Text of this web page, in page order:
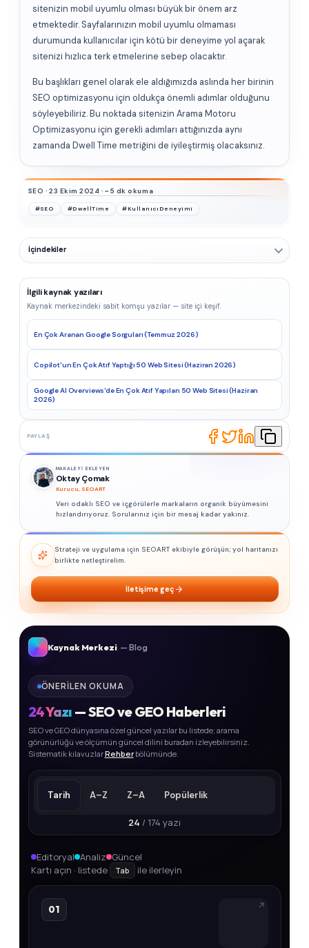
sitenizin mobil uyumlu olması büyük bir önem arz
etmektedir. Sayfalarınızın mobil uyumlu olmaması
durumunda kullanıcılar için kötü bir deneyime yol açarak
sitenizi hızlıca terk etmelerine sebep olacaktır.
Bu başlıkları genel olarak ele aldığımızda aslında her birinin
SEO optimizasyonu için oldukça önemli adımlar olduğunu
söyleyebiliriz. Bu noktada sitenizin Arama Motoru
Optimizasyonu için gerekli adımları attığınızda aynı
zamanda Dwell Time metriğini de iyileştirmiş olacaksınız.
SEO · 23 Ekim 2024 · ~5 dk okuma
#SEO #DwellTime #KullanıcıDeneyimi
İçindekiler
İlgili kaynak yazıları
Kaynak merkezindeki sabit komşu yazılar — site içi keşif.
En Çok Aranan Google Sorguları (Temmuz 2026)
Copilot'un En Çok Atıf Yaptığı 50 Web Sitesi (Haziran 2026)
Google AI Overviews'de En Çok Atıf Yapılan 50 Web Sitesi (Haziran
2026)
PAYLAŞ
MAKALEYI EKLEYEN
Oktay Çomak
Kurucu, SEOART
Veri odaklı SEO ve içgörülerle markaların organik büyümesini
hızlandırıyoruz. Sorularınız için bir mesaj kadar yakınız.
Strateji ve uygulama için SEOART ekibiyle görüşün; yol haritanızı
birlikte netleştirelim.
İletişime geç
Kaynak Merkezi — Blog
ÖNERILEN OKUMA
24Yazı — SEO ve GEO Haberleri
SEO ve GEO dünyasına özel güncel yazılar bu listede; arama
görünürlüğü ve ölçümün güncel dilini buradan izleyebilirsiniz.
Sistematik kılavuzlarRehber bölümünde.
Tarih A–Z Z–A Popülerlik
24 / 174 yazı
Editoryal Analiz Güncel
Kartı açın · listede
Tab ile ilerleyin
01